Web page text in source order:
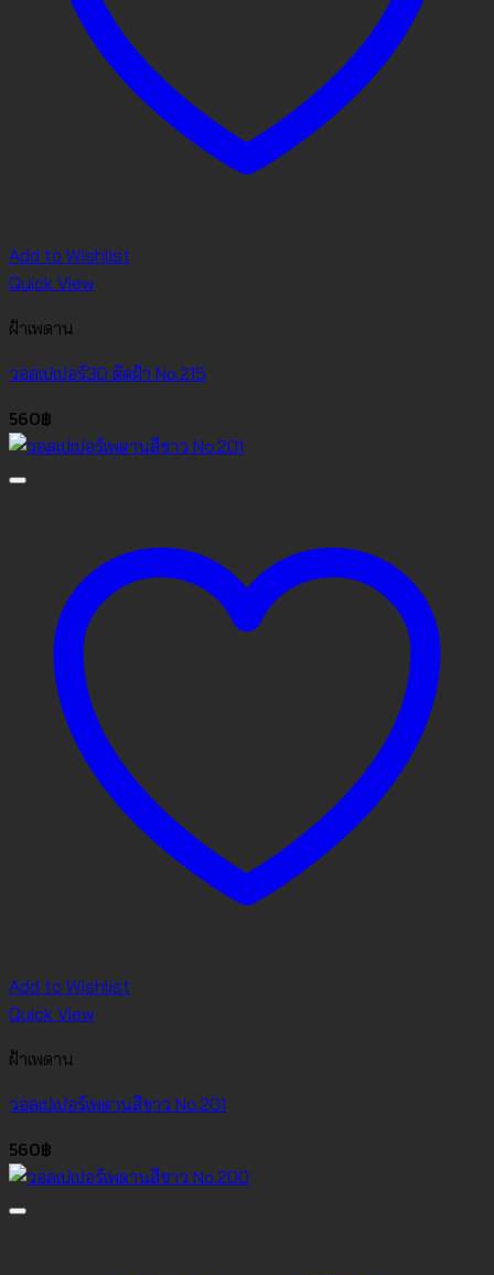
Add to Wishlist
Quick View
ฝ้าเพดาน
วอลเปเปอร์3D ติดฝ้า No.215
560฿
Add to Wishlist
Quick View
ฝ้าเพดาน
วอลเปเปอร์เพดานสีขาว No.201
560฿